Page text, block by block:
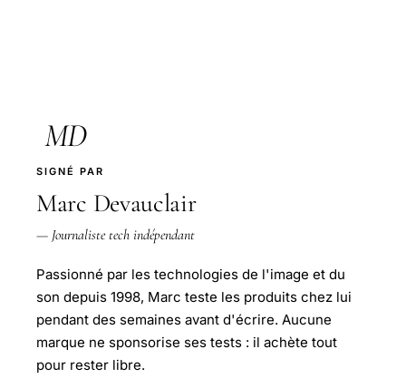
MD
SIGNÉ PAR
Marc Devauclair
— Journaliste tech indépendant
Passionné par les technologies de l'image et du
son depuis 1998, Marc teste les produits chez lui
pendant des semaines avant d'écrire. Aucune
marque ne sponsorise ses tests : il achète tout
pour rester libre.